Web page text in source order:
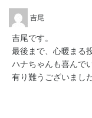
吉尾
吉尾です。
最後まで、心暖まる
ハナちゃんも喜んで
有り難うございました